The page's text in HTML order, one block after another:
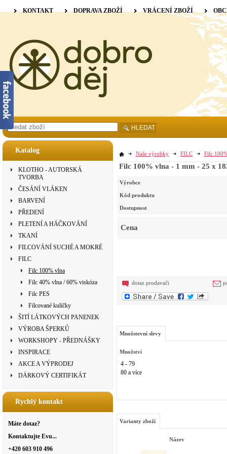
Katalog
KLOTHO - AUTORSKÁ
TVORBA
ČESÁNÍ VLÁKEN
BARVENÍ
PŘEDENÍ
PLETENÍ A HÁČKOVÁNÍ
TKANÍ
FILCOVÁNÍ SUCHÉ A MOKRÉ
FILC
Filc 100% vlna
Filc 40% vlna / 60% viskóza
Filc PES
Filcované kuličky
ŠITÍ LÁTKOVÝCH PANENEK
VÝROBA ŠPERKŮ
WORKSHOPY - PŘEDNÁŠKY
INSPIRACE
AKCE A VÝPRODEJ
DÁRKOVÝ CERTIFIKÁT
Rychlý kontakt
Máte dotaz?
Kontaktujte Evu...
+420 603 910 496
Naše výrobky FILC Filc
Filc 100% vlna - 1 mm - 25 x
Výrobce
Kód produktu
Dostupnost
Cena
dotaz prodavači
Množstevní slevy
Množství
4 - 79
80 a více
Varianty zboží
Název
KONTAKT DOPRAVA ZBOŽÍ VRÁCENÍ ZBOŽÍ
HLEDAT